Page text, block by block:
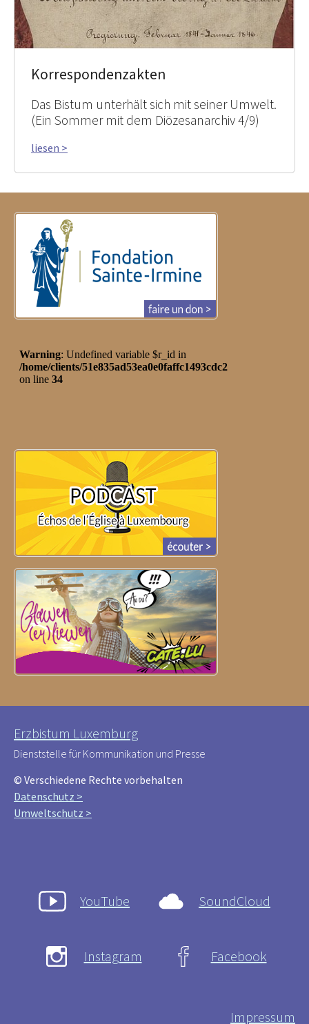
Korrespondenzakten
Das Bistum unterhält sich mit seiner Umwelt.
(Ein Sommer mit dem Diözesanarchiv 4/9)
liesen >
Erzbistum Luxemburg
Dienststelle für Kommunikation und Presse
© Verschiedene Rechte vorbehalten
Datenschutz >
Umweltschutz >
YouTube SoundCloud
Instagram Facebook
Impressum